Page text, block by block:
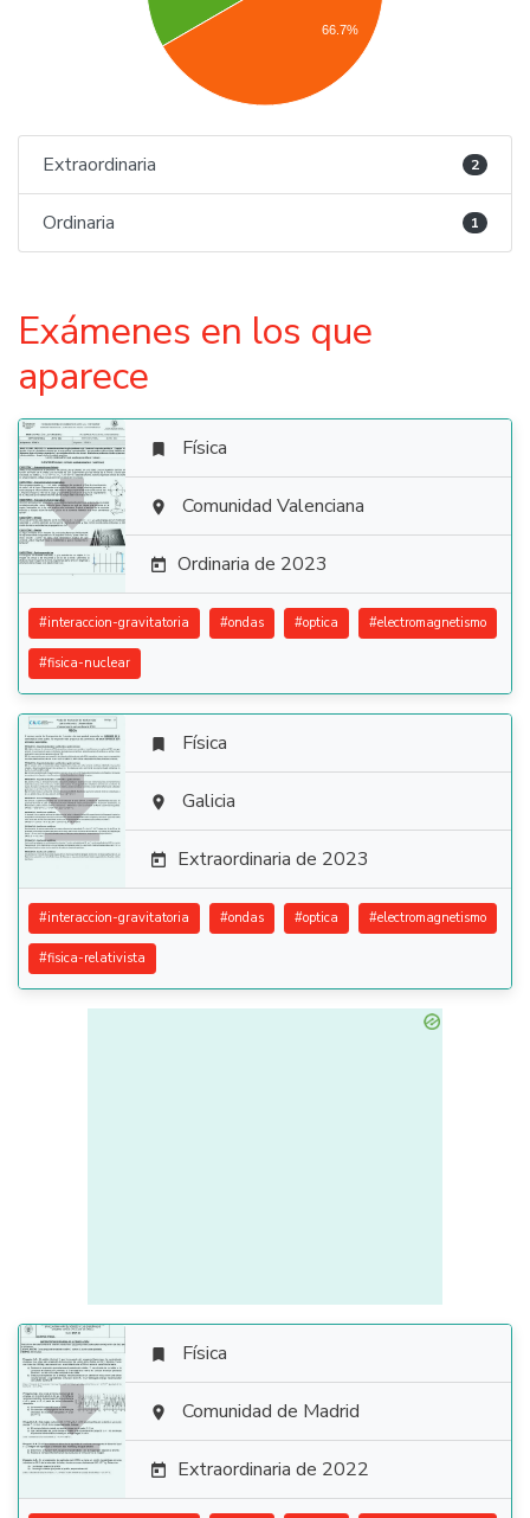
66.7%
Extraordinaria 2
Ordinaria 1
Exámenes en los que
aparece

 Física
 Comunidad Valenciana
 Ordinaria de 2023
#interaccion-gravitatoria #ondas #optica #electromagnetismo
#fisica-nuclear

 Física
 Galicia
 Extraordinaria de 2023
#interaccion-gravitatoria #ondas #optica #electromagnetismo
#fisica-relativista

 Física
 Comunidad de Madrid
 Extraordinaria de 2022